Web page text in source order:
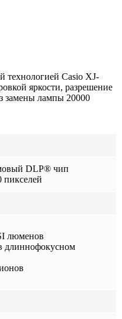
технологией Casio XJ-
яркости, разрешение
замены лампы 20000
DLP® чип
пикселей
люменов
длиннофокусном